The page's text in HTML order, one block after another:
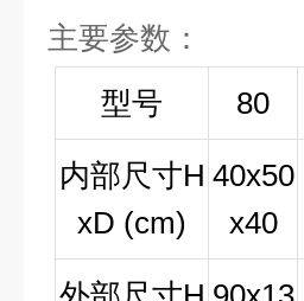
主要参数：
型号
80
内部尺寸H
xD (cm)
40x50
x40